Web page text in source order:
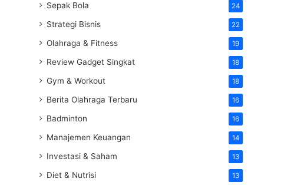
Sepak Bola 24
Strategi Bisnis 22
Olahraga & Fitness 19
Review Gadget Singkat 18
Gym & Workout 18
Berita Olahraga Terbaru 16
Badminton 16
Manajemen Keuangan 14
Investasi & Saham 13
Diet & Nutrisi 13